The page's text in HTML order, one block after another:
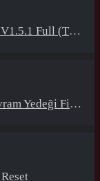
Cihazları Meta Moda Alma)
Fix Nv By Dft Pro